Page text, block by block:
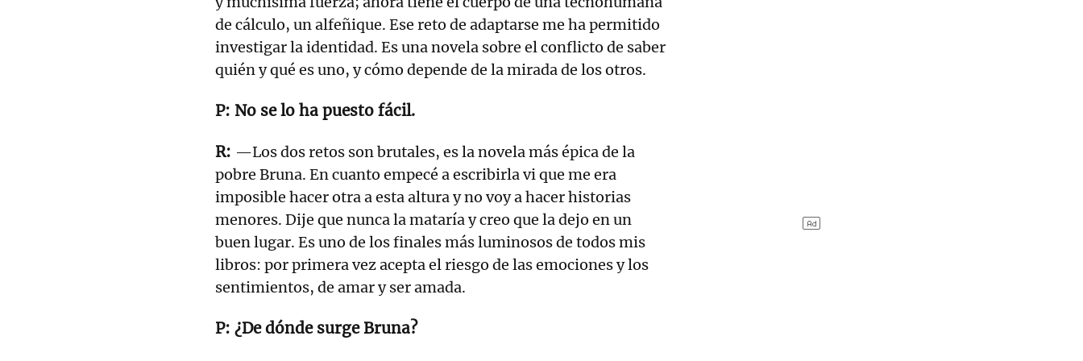
de cálculo, un alfeñique. Ese reto de adaptarse me ha permitido
investigar la identidad. Es una novela sobre el conflicto de saber
quién y qué es uno, y cómo depende de la mirada de los otros.
No se lo ha puesto fácil.
—Los dos retos son brutales, es la novela más épica de la
pobre Bruna. En cuanto empecé a escribirla vi que me era
imposible hacer otra a esta altura y no voy a hacer historias
menores. Dije que nunca la mataría y creo que la dejo en un
buen lugar. Es uno de los finales más luminosos de todos mis
libros: por primera vez acepta el riesgo de las emociones y los
sentimientos, de amar y ser amada.
¿De dónde surge Bruna?